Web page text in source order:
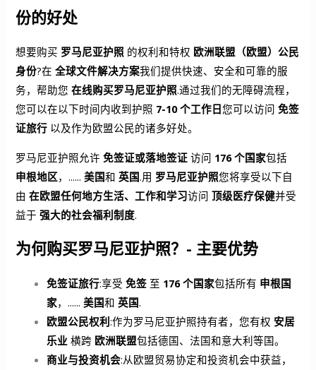
份的好处
想要购买 罗马尼亚护照 的权利和特权 欧洲联盟（欧盟）公民
身份?在全球文件解决方案我们提供快速、安全和可靠的服
务，帮助您在线购买罗马尼亚护照.通过我们的无障碍流程，
您可以在以下时间内收到护照 7-10 个工作日您可以访问免签
证旅行 以及作为欧盟公民的诸多好处。
罗马尼亚护照允许免签证或落地签证 访问 176 个国家包括
申根地区，......美国和英国.用 罗马尼亚护照您将享受以下自
由在欧盟任何地方生活、工作和学习访问顶级医疗保健并受
益于强大的社会福利制度.
为何购买罗马尼亚护照？- 主要优势
免签证旅行:享受免签 至 176 个国家包括所有 申根国
家，......美国和英国.
欧盟公民权利:作为罗马尼亚护照持有者，您有权 安居
乐业 横跨 欧洲联盟包括德国、法国和意大利等国。
商业与投资机会:从欧盟贸易协定和投资机会中获益，